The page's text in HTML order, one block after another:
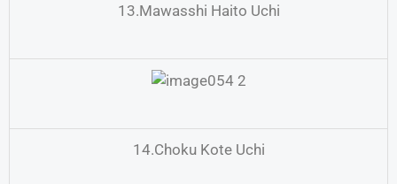
13.Mawasshi Haito Uchi
14.Choku Kote Uchi